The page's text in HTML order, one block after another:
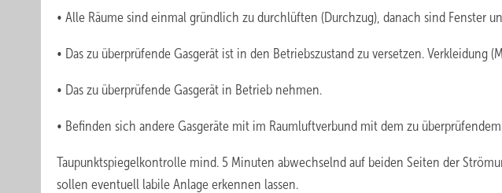
• Alle Räume sind einmal gründlich zu durchlüften (Durchzug), danach sind Fenster
• Das zu überprüfende Gasgerät ist in den Betriebszustand zu versetzen. Verkleidung
• Das zu überprüfende Gasgerät in Betrieb nehmen.
• Befinden sich andere Gasgeräte mit im Raumluftverbund mit dem zu
Taupunktspiegelkontrolle mind. 5 Minuten abwechselnd auf beiden Seiten der
sollen eventuell labile Anlage erkennen lassen.